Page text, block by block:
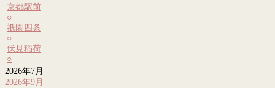
京都駅前
○
祇園四条
○
伏見稲荷
○
2026年7月
2026年9月